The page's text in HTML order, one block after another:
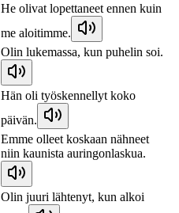
He olivat lopettaneet ennen kuin
me aloitimme.
Olin lukemassa, kun puhelin soi.
Hän oli työskennellyt koko
päivän.
Emme olleet koskaan nähneet
niin kaunista auringonlaskua.
Olin juuri lähtenyt, kun alkoi